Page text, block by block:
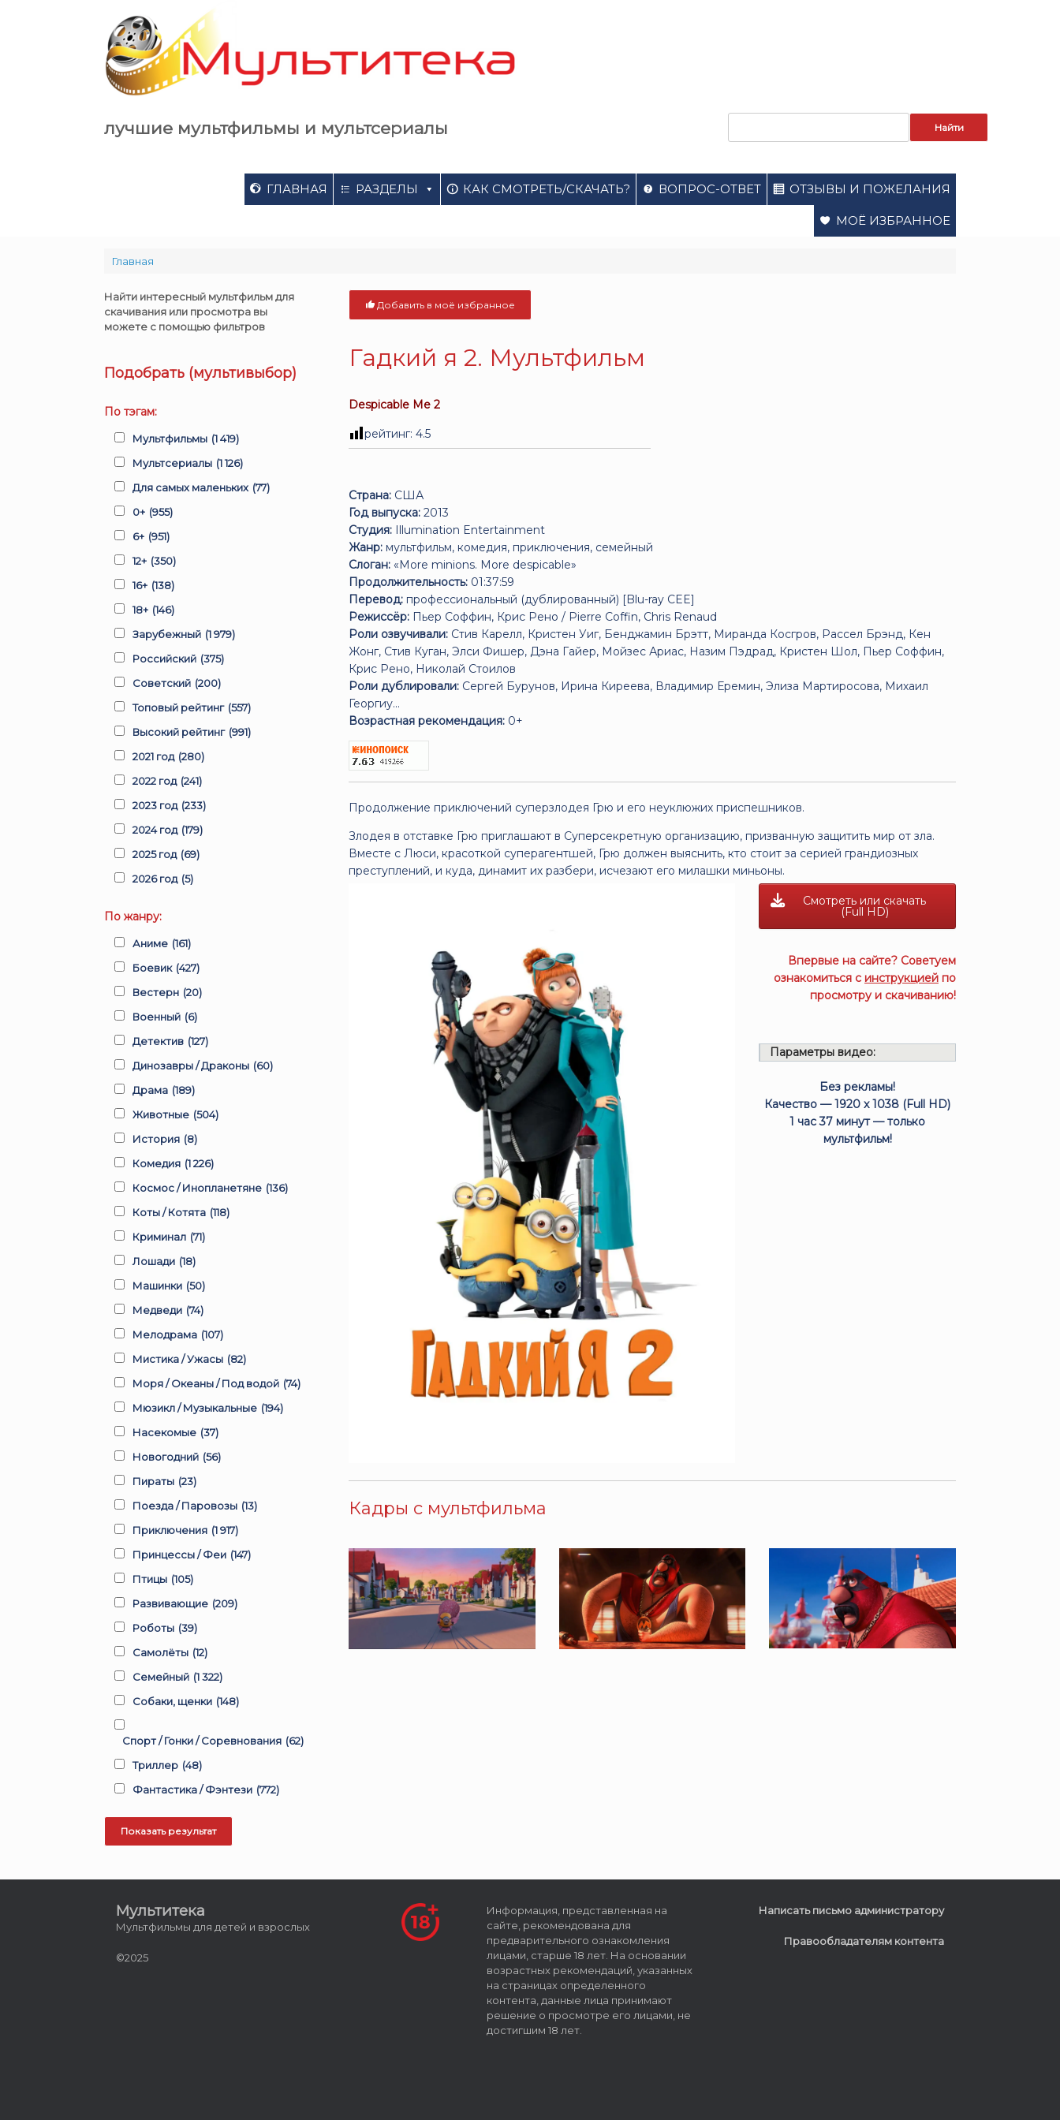
лучшие мультфильмы и мультсериалы
ГЛАВНАЯ РАЗДЕЛЫ КАК СМОТРЕТЬ/СКАЧАТЬ? ВОПРОС-ОТВЕТ ОТЗЫВЫ И ПОЖЕЛАНИЯ
МОЁ ИЗБРАННОЕ
Главная
Добавить в моё избранное
Гадкий я 2. Мультфильм
Despicable Me 2
рейтинг:4.5
Страна: США
Год выпуска: 2013
Студия: Illumination Entertainment
Жанр: мультфильм, комедия, приключения, семейный
Слоган: «More minions. More despicable»
Продолжительность: 01:37:59
Перевод: профессиональный (дублированный) [Blu-ray CEE]
Режиссёр: Пьер Соффин, Крис Рено / Pierre Coffin, Chris Renaud
Роли озвучивали: Стив Карелл, Кристен Уиг, Бенджамин Брэтт, Миранда Косгров, Рассел Брэнд, Кен
Жонг, Стив Куган, Элси Фишер, Дэна Гайер, Мойзес Ариас, Назим Пэдрад, Кристен Шол, Пьер Соффин,
Крис Рено, Николай Стоилов
Роли дублировали: Сергей Бурунов, Ирина Киреева, Владимир Еремин, Элиза Мартиросова, Михаил
Георгиу...
Возрастная рекомендация: 0+
Продолжение приключений суперзлодея Грю и его неуклюжих приспешников.
Злодея в отставке Грю приглашают в Суперсекретную организацию, призванную защитить мир от зла.
Вместе с Люси, красоткой суперагентшей, Грю должен выяснить, кто стоит за серией грандиозных
преступлений, и куда, динамит их разбери, исчезают его милашки миньоны.
Смотреть или скачать
(Full HD)
Впервые на сайте? Советуем
ознакомиться с инструкцией по
просмотру и скачиванию!
Параметры видео:
Без рекламы!
Качество — 1920 x 1038 (Full HD)
1 час 37 минут — только
мультфильм!
Кадры с мультфильма
Найти интересный мультфильм для
скачивания или просмотра вы
можете с помощью фильтров
Подобрать (мультивыбор)
По тэгам:
Мультфильмы (1 419)
Мультсериалы (1 126)
Для самых маленьких (77)
0+ (955)
6+ (951)
12+ (350)
16+ (138)
18+ (146)
Зарубежный (1 979)
Российский (375)
Советский (200)
Топовый рейтинг (557)
Высокий рейтинг (991)
2021 год (280)
2022 год (241)
2023 год (233)
2024 год (179)
2025 год (69)
2026 год (5)
По жанру:
Аниме (161)
Боевик (427)
Вестерн (20)
Военный (6)
Детектив (127)
Динозавры / Драконы (60)
Драма (189)
Животные (504)
История (8)
Комедия (1 226)
Космос / Инопланетяне (136)
Коты / Котята (118)
Криминал (71)
Лошади (18)
Машинки (50)
Медведи (74)
Мелодрама (107)
Мистика / Ужасы (82)
Моря / Океаны / Под водой (74)
Мюзикл / Музыкальные (194)
Насекомые (37)
Новогодний (56)
Пираты (23)
Поезда / Паровозы (13)
Приключения (1 917)
Принцессы / Феи (147)
Птицы (105)
Развивающие (209)
Роботы (39)
Самолёты (12)
Семейный (1 322)
Собаки, щенки (148)
Спорт / Гонки / Соревнования (62)
Триллер (48)
Фантастика / Фэнтези (772)
Мультитека
Мультфильмы для детей и взрослых
©2025
Информация, представленная на
сайте, рекомендована для
предварительного ознакомления
лицами, старше 18 лет. На основании
возрастных рекомендаций, указанных
на страницах определенного
контента, данные лица принимают
решение о просмотре его лицами, не
достигшим 18 лет.
Написать письмо администратору
Правообладателям контента